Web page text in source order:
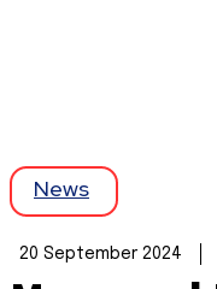
News
20 September 2024